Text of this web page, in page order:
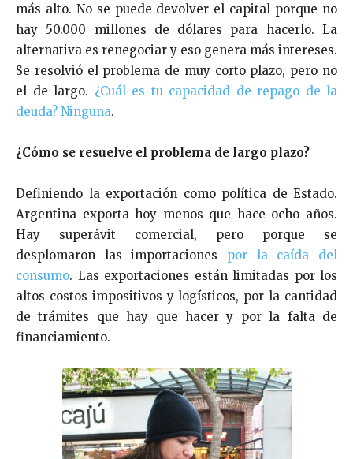
más alto. No se puede devolver el capital porque no
hay 50.000 millones de dólares para hacerlo. La
alternativa es renegociar y eso genera más intereses.
Se resolvió el problema de muy corto plazo, pero no
el de largo. ¿Cuál es tu capacidad de repago de la
deuda? Ninguna.
¿Cómo se resuelve el problema de largo plazo?
Definiendo la exportación como política de Estado.
Argentina exporta hoy menos que hace ocho años.
Hay superávit comercial, pero porque se
desplomaron las importaciones por la caída del
consumo. Las exportaciones están limitadas por los
altos costos impositivos y logísticos, por la cantidad
de trámites que hay que hacer y por la falta de
financiamiento.